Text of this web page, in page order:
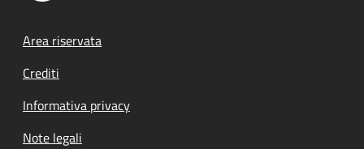
Footer menu
Area riservata
Crediti
Informativa privacy
Note legali